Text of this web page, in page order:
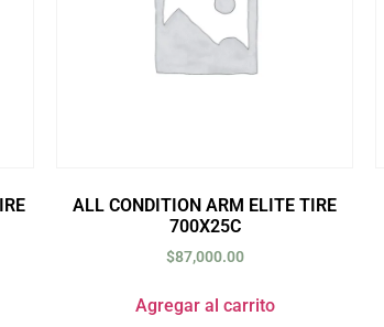
ALL CONDITION ARM ELITE TIRE
700X25C
$87,000.00
Agregar al carrito